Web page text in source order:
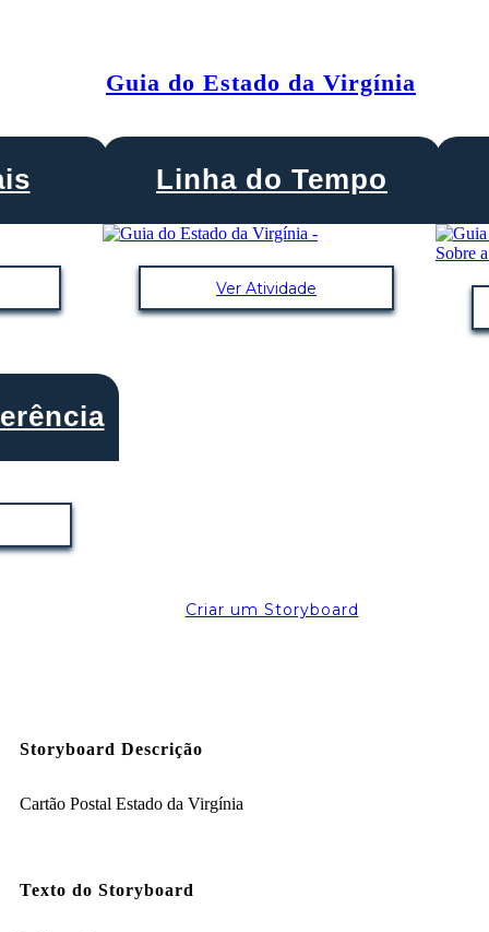
Guia do Estado da Virgínia
Linha do Tempo
Ver Atividade
Criar um Storyboard
Storyboard Descrição
Cartão Postal Estado da Virgínia
Texto do Storyboard